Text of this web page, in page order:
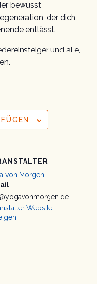
bewusst
der dich
entlässt.
und alle,
von Morgen
Website